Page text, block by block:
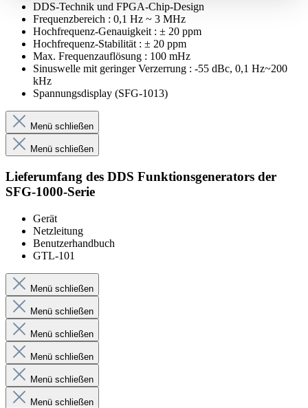
DDS-Technik und FPGA-Chip-Design
Frequenzbereich : 0,1 Hz ~ 3 MHz
Hochfrequenz-Genauigkeit : ± 20 ppm
Hochfrequenz-Stabilität : ± 20 ppm
Max. Frequenzauflösung : 100 mHz
Sinuswelle mit geringer Verzerrung : -55 dBc, 0,1 Hz~200
kHz
Spannungsdisplay (SFG-1013)
Menü schließen
Menü schließen
Lieferumfang des DDS Funktionsgenerators der
SFG-1000-Serie
Gerät
Netzleitung
Benutzerhandbuch
GTL-101
Menü schließen
Menü schließen
Menü schließen
Menü schließen
Menü schließen
Menü schließen